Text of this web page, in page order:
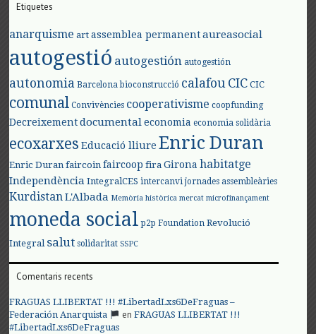
Etiquetes
anarquisme art assemblea permanent aureasocial
autogestió autogestión autogestión
autonomia Barcelona bioconstrucció calafouCIC CIC
comunal Convivències cooperativisme coopfunding
Decreixement documental economia economia solidària
ecoxarxes Educació lliure Enric Duran
Enric Duran faircoin faircoop fira Girona habitatge
Independència IntegralCES intercanvi jornades assembleàries
KurdistanL'Albada Memòria històrica mercat microfinançament
moneda social p2p Foundation Revolució
Integral salut solidaritat SSPC
Comentaris recents
FRAGUAS LLIBERTAT !!! #LibertadLxs6DeFraguas –
Federación Anarquista
enFRAGUAS LLIBERTAT !!!
#LibertadLxs6DeFraguas